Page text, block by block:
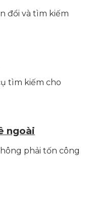
đổi và tìm kiếm
tìm kiếm cho
ngoài
phải tốn công